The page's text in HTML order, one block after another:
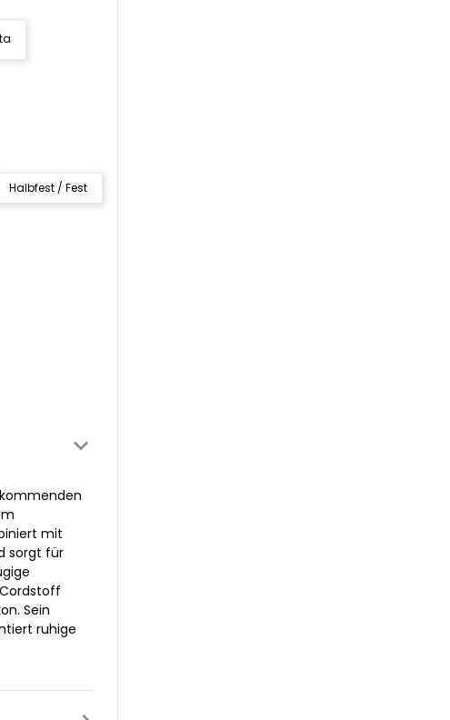
Halbfest / Fest
mit
sorgt für
Sein
ruhige